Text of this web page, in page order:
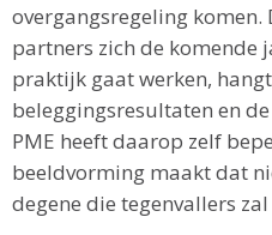
overgangsregeling komen.
partners zich de komende
praktijk gaat werken,
beleggingsresultaten en
PME heeft daarop zelf
beeldvorming maakt dat
degene die tegen­vallers